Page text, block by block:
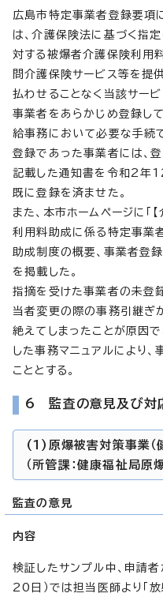
広島市特定事業者登録要項
は、介護保険法に基づく指
対する被爆者介護保険利用
問介護保険サービス等を提
払わせることなく当該サー
事業者をあらかじめ登録し
給事務において必要な手続
登録であった事業者には、
記載した通知書を令和2年
既に登録を済ませた。
また、本市ホームページに「
利用料助成に係る特定事業
助成制度の概要、事業者登
を掲載した。
指摘を受けた事業者の未登
当者変更の際の事務引継ぎ
絶えてしまったことが原因
した事務マニュアルにより
こととする。
6 監査の意見及び対
(1)原爆被害対策事業（
（所管課：健康福祉局原
監査の意見
内容
検証したサンプル中、申請
20日）では担当医師より「